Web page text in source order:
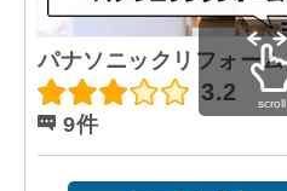
パナソニックリフォーム
3.2
9件
scroll